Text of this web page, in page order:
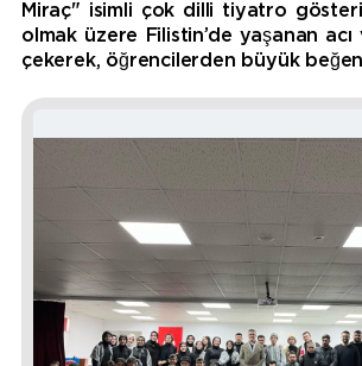
Miraç" isimli çok dilli tiyatro
olmak üzere Filistin’de yaşanan
çekerek, öğrencilerden büyük